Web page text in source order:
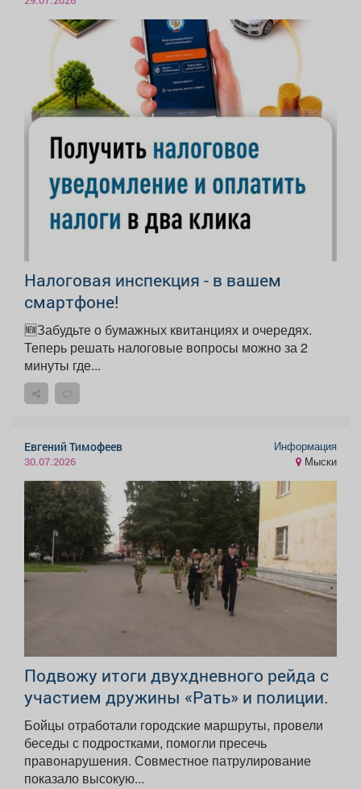
Налоговая инспекция - в вашем
смартфоне!
🆕Забудьте о бумажных квитанциях и очередях.
Теперь решать налоговые вопросы можно за 2
минуты где...
Евгений Тимофеев
30.07.2026
Информация
Мыски
Подвожу итоги двухдневного рейда с
участием дружины «Рать» и полиции.
Бойцы отработали городские маршруты, провели
беседы с подростками, помогли пресечь
правонарушения. Совместное патрулирование
показало высокую...